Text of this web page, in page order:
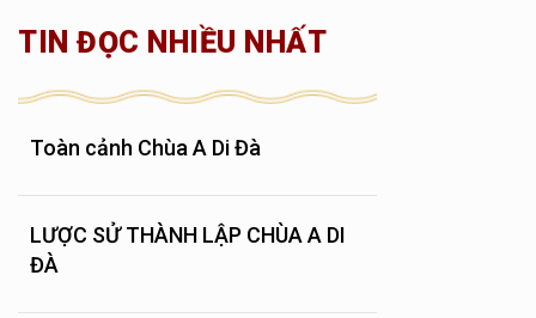
TIN ĐỌC NHIỀU NHẤT
Toàn cảnh Chùa A Di Đà
LƯỢC SỬ THÀNH LẬP CHÙA A DI
ĐÀ